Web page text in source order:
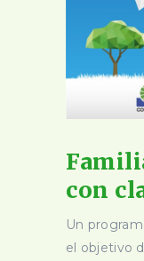
con
Un
el objetivo